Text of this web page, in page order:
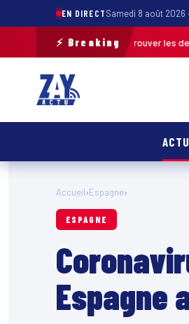
EN DIRECTSamedi 8 août 2026
⚡ Breaking
de terrain pour retrouver les derniers
Accueil›Espagne›
ESPAGNE
Espagne